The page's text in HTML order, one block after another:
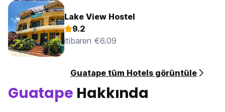
Lake View Hostel
9.2
itibaren €6.09
Guatape tüm Hotels görüntüle
Guatape Hakkında